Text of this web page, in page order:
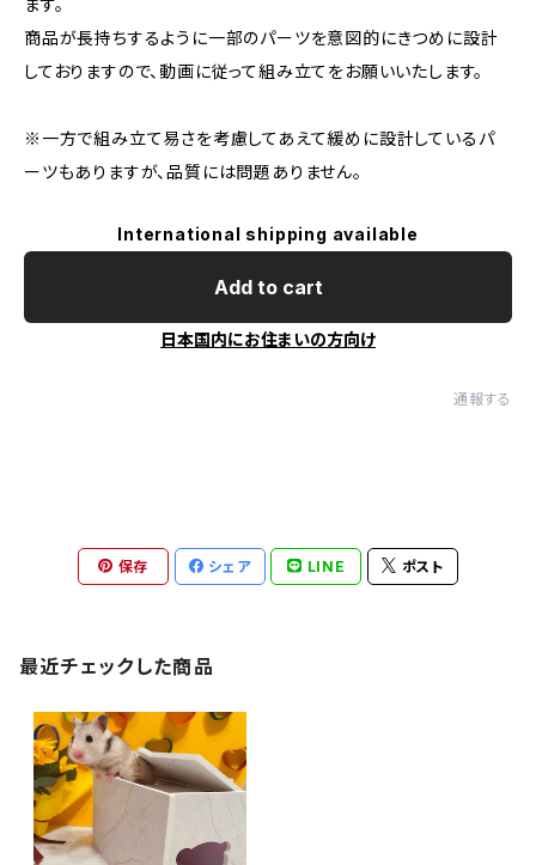
ます。
商品が長持ちするように一部のパーツを意図的にきつめに設計
しておりますので、動画に従って組み立てをお願いいたします。
※一方で組み立て易さを考慮してあえて緩めに設計しているパ
ーツもありますが、品質には問題ありません。
International shipping available
Add to cart
日本国内にお住まいの方向け
通報する
保存 シェア LINE ポスト
最近チェックした商品